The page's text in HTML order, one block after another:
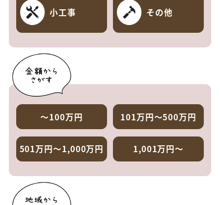
小工事 その他
～100万円 101万円～500万円
501万円～1,000万円 1,001万円～